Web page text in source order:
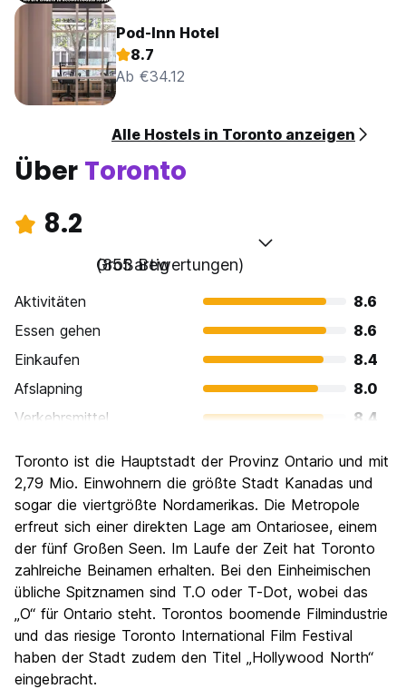
Pod-Inn Hotel
8.7
Ab €34.12
Alle Hostels in Toronto anzeigen
Über Toronto
8.2
Großartig
(855 Bewertungen)
Aktivitäten
8.6
Essen gehen
8.6
Einkaufen
8.4
Afslapning
8.0
Verkehrsmittel
8.4
Kultur
8.4
Nachtleben / Party
8.1
Preis-Leistungsverhältnis
7.2
Toronto ist die Hauptstadt der Provinz Ontario und mit
2,79 Mio. Einwohnern die größte Stadt Kanadas und
sogar die viertgrößte Nordamerikas. Die Metropole
erfreut sich einer direkten Lage am Ontariosee, einem
der fünf Großen Seen. Im Laufe der Zeit hat Toronto
zahlreiche Beinamen erhalten. Bei den Einheimischen
übliche Spitznamen sind T.O oder T-Dot, wobei das
„O“ für Ontario steht. Torontos boomende Filmindustrie
und das riesige Toronto International Film Festival
haben der Stadt zudem den Titel „Hollywood North“
eingebracht.